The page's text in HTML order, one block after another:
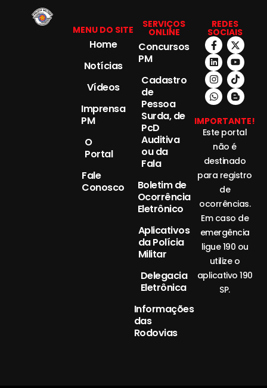
MENU DO SITE
Home
Notícias
Vídeos
Imprensa
PM
O
Portal
Fale
Conosco
SERVIÇOS
ONLINE
Concursos
PM
Cadastro
de
Pessoa
Surda, de
PcD
Auditiva
ou da
Fala
Boletim de
Ocorrência
Eletrônico
Aplicativos
da Polícia
Militar
Delegacia
Eletrônica
Informações
das
Rodovias
REDES
SOCIAIS
IMPORTANTE!
Este portal
não é
destinado
para registro
de
ocorrências.
Em caso de
emergência
ligue 190 ou
utilize o
aplicativo 190
SP.